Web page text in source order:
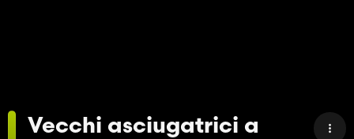
Vecchi asciugatrici a